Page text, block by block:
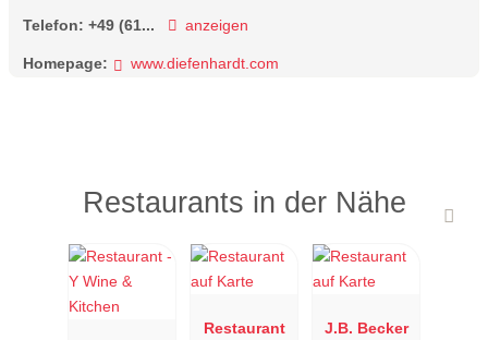
Telefon: +49 (61... anzeigen
Homepage: www.diefenhardt.com
Restaurants in der Nähe
Restaurant
J.B. Becker